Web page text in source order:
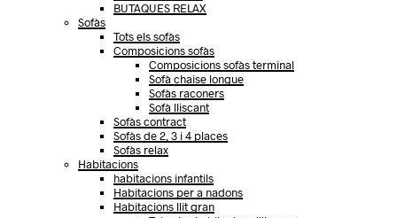
BUTAQUES RELAX
Sofàs
Tots els sofàs
Composicions sofàs
Composicions sofàs terminal
Sofà chaise longue
Sofàs raconers
Sofà lliscant
Sofàs contract
Sofàs de 2, 3 i 4 places
Sofàs relax
Habitacions
habitacions infantils
Habitacions per a nadons
Habitacions llit gran